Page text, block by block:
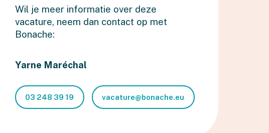
Wil je meer informatie over deze
vacature, neem dan contact op met
Bonache:
Yarne Maréchal
03 248 39 19 vacature@bonache.eu